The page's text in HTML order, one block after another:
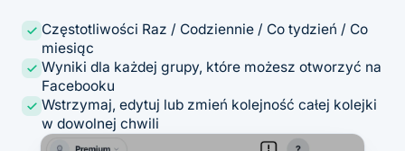
Częstotliwości Raz / Codziennie / Co tydzień / Co
miesiąc
Wyniki dla każdej grupy, które możesz otworzyć na
Facebooku
Wstrzymaj, edytuj lub zmień kolejność całej kolejki
w dowolnej chwili